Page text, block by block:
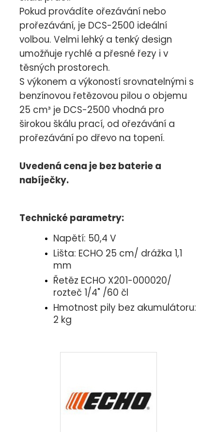
Pokud provádíte ořezávání nebo
prořezávání, je DCS-2500 ideální
volbou. Velmi lehký a tenký design
umožňuje rychlé a přesné řezy i v
těsných prostorech.
S výkonem a výkoností srovnatelnými s
benzínovou řetězovou pilou o objemu
25 cm³ je DCS-2500 vhodná pro
širokou škálu prací, od ořezávání a
prořezávání po dřevo na topení.
Uvedená cena je bez baterie a
nabíječky.
Technické parametry:
Napětí: 50,4 V
Lišta: ECHO 25 cm/ drážka 1,1
mm
Řetěz ECHO X201-000020/
rozteč 1/4" /60 čl
Hmotnost pily bez akumulátoru:
2 kg